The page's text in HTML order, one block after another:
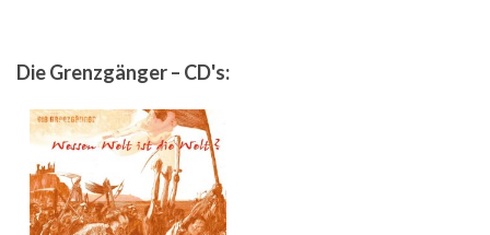
Die Grenzgänger – CD's: